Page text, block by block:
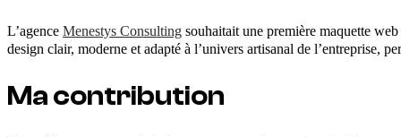
L’agence Menestys Consulting souhaitait une première maquette
design clair, moderne et adapté à l’univers artisanal de l’entreprise,
Ma contribution